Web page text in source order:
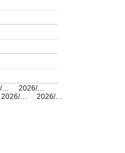
…
2026/…
2026/…
2026/…